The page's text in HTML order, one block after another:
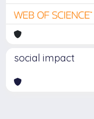
social impact